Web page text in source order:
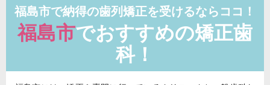
福島市で納得の歯列矯正を受けるならココ！
福島市でおすすめの矯正歯
科！